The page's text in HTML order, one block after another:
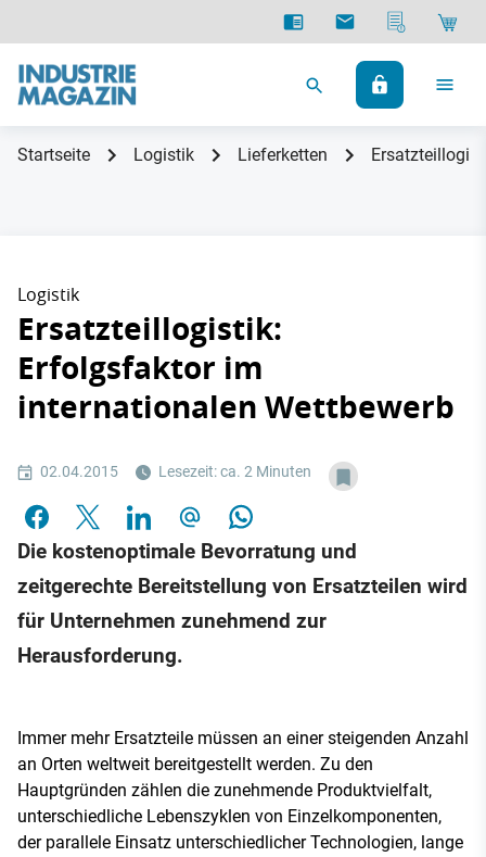
Startseite Logistik Lieferketten
Logistik
Ersatzteillogistik:
Erfolgsfaktor im
internationalen Wettbewerb
02.04.2015 Lesezeit: ca. 2 Minuten
Die kostenoptimale Bevorratung und
zeitgerechte Bereitstellung von Ersatzteilen wird
für Unternehmen zunehmend zur
Herausforderung.
Immer mehr Ersatzteile müssen an einer steigenden Anzahl
an Orten weltweit bereitgestellt werden. Zu den
Hauptgründen zählen die zunehmende Produktvielfalt,
unterschiedliche Lebenszyklen von Einzelkomponenten,
der parallele Einsatz unterschiedlicher Technologien, lange